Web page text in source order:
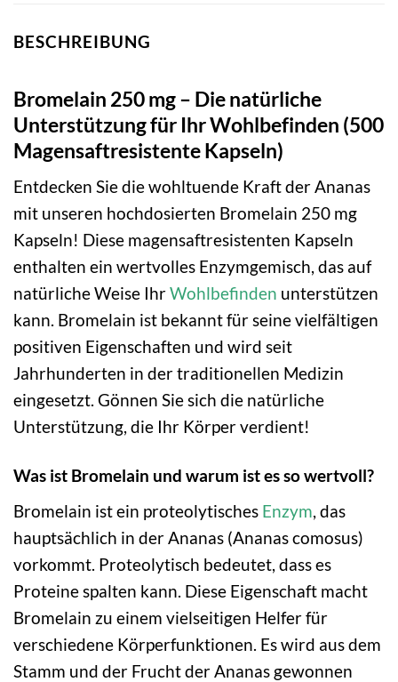
BESCHREIBUNG
Bromelain 250 mg – Die natürliche
Unterstützung für Ihr Wohlbefinden (500
Magensaftresistente Kapseln)
Entdecken Sie die wohltuende Kraft der Ananas
mit unseren hochdosierten Bromelain 250 mg
Kapseln! Diese magensaftresistenten Kapseln
enthalten ein wertvolles Enzymgemisch, das auf
natürliche Weise IhrWohlbefinden unterstützen
kann. Bromelain ist bekannt für seine vielfältigen
positiven Eigenschaften und wird seit
Jahrhunderten in der traditionellen Medizin
eingesetzt. Gönnen Sie sich die natürliche
Unterstützung, die Ihr Körper verdient!
Was ist Bromelain und warum ist es so wertvoll?
Bromelain ist ein proteolytisches Enzym , das
hauptsächlich in der Ananas (Ananas comosus)
vorkommt. Proteolytisch bedeutet, dass es
Proteine spalten kann. Diese Eigenschaft macht
Bromelain zu einem vielseitigen Helfer für
verschiedene Körperfunktionen. Es wird aus dem
Stamm und der Frucht der Ananas gewonnen